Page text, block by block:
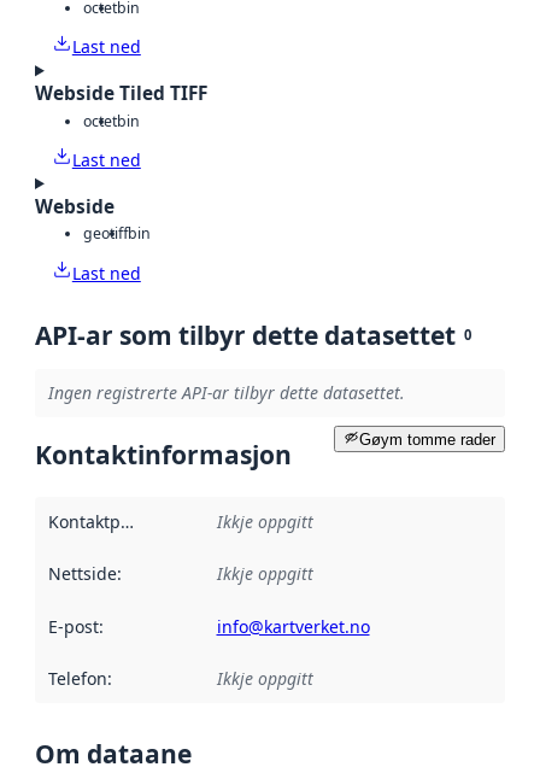
octetbin
Last ned
Webside Tiled TIFF
octetbin
Last ned
Webside
geotiffbin
Last ned
API-ar som tilbyr dette datasettet 0
Ingen registrerte API-ar tilbyr dette datasettet.
Gøym tomme rader
Kontaktinformasjon
Kontaktpunkt Ikkje oppgitt
Nettside: Ikkje oppgitt
E-post: info@kartverket.no
Telefon: Ikkje oppgitt
Om dataane